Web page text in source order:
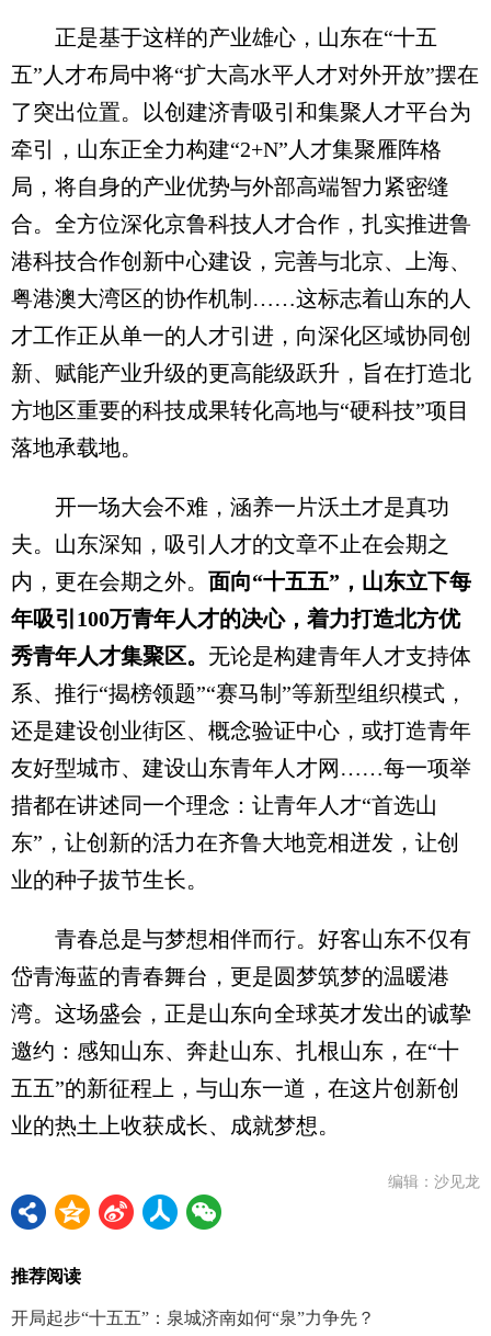
正是基于这样的产业雄心，山东在“十五
五”人才布局中将“扩大高水平人才对外开放”摆在
了突出位置。以创建济青吸引和集聚人才平台为
牵引，山东正全力构建“2+N”人才集聚雁阵格
局，将自身的产业优势与外部高端智力紧密缝
合。全方位深化京鲁科技人才合作，扎实推进鲁
港科技合作创新中心建设，完善与北京、上海、
粤港澳大湾区的协作机制……这标志着山东的人
才工作正从单一的人才引进，向深化区域协同创
新、赋能产业升级的更高能级跃升，旨在打造北
方地区重要的科技成果转化高地与“硬科技”项目
落地承载地。
开一场大会不难，涵养一片沃土才是真功
夫。山东深知，吸引人才的文章不止在会期之
内，更在会期之外。 面向“十五五”，山东立下每
年吸引100万青年人才的决心，着力打造北方优
秀青年人才集聚区。 无论是构建青年人才支持体
系、推行“揭榜领题”“赛马制”等新型组织模式，
还是建设创业街区、概念验证中心，或打造青年
友好型城市、建设山东青年人才网……每一项举
措都在讲述同一个理念：让青年人才“首选山
东”，让创新的活力在齐鲁大地竞相迸发，让创
业的种子拔节生长。
青春总是与梦想相伴而行。好客山东不仅有
岱青海蓝的青春舞台，更是圆梦筑梦的温暖港
湾。这场盛会，正是山东向全球英才发出的诚挚
邀约：感知山东、奔赴山东、扎根山东，在“十
五五”的新征程上，与山东一道，在这片创新创
业的热土上收获成长、成就梦想。
编辑：沙见龙
推荐阅读
开局起步“十五五”：泉城济南如何“泉”力争先？